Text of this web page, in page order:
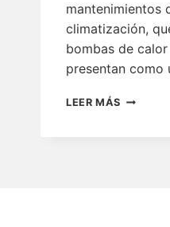
mantenimientos
climatización,
bombas de
presentan como
LEER MÁS BOMBA